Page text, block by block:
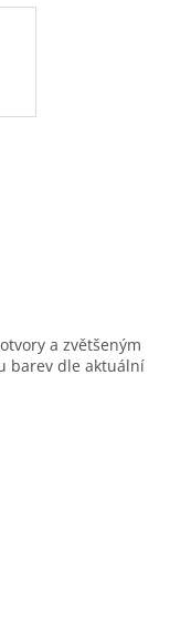
a zvětšeným
barev dle aktuální